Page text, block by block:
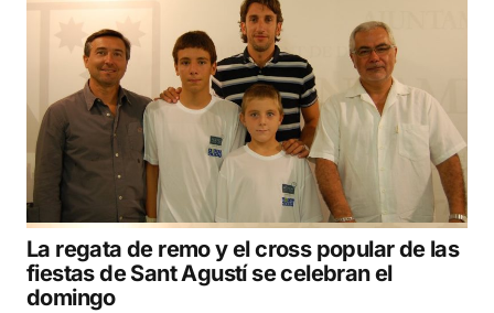
La regata de remo y el cross popular de las
fiestas de Sant Agustí se celebran el
domingo